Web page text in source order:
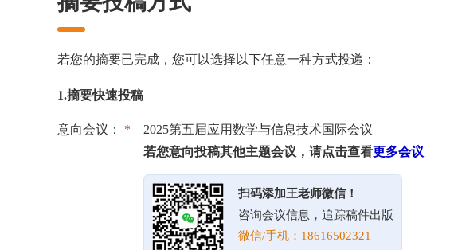
若您的摘要已完成，您可以选择以下任意一种方式投递：
1.摘要快速投稿
意向会议： *
2025第五届应用数学与信息技术国际会议
若您意向投稿其他主题会议，请点击查看更多会议
扫码添加王老师微信！
咨询会议信息，追踪稿件出版
微信/手机：18616502321